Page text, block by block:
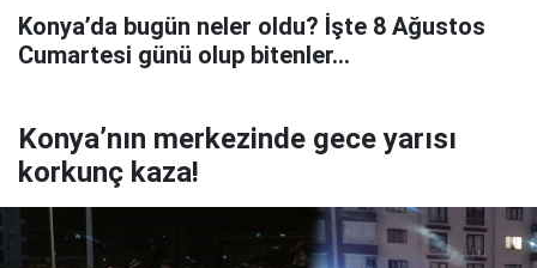
Konya’da bugün neler oldu? İşte 8 Ağustos
Cumartesi günü olup bitenler…
Konya’nın merkezinde gece yarısı
korkunç kaza!